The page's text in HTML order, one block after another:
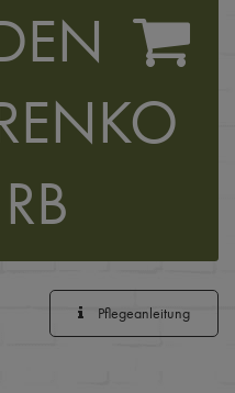
RB
Pflegeanleitung